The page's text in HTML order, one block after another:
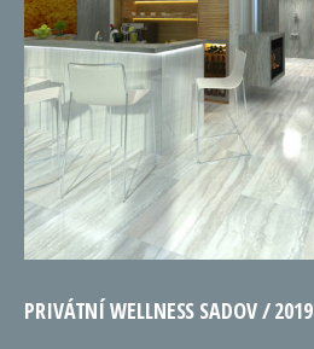
PRIVÁTNÍ WELLNESS SADOV / 2019